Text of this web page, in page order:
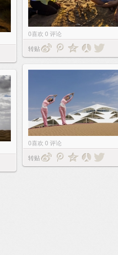
0喜欢 0 评论
转贴
0喜欢 0 评论
转贴